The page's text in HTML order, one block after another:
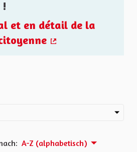
et en détail de la
A-Z (alphabetisch)